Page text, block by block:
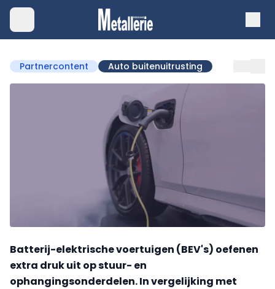
Partnercontent Auto buitenuitrusting
Batterij-elektrische voertuigen (BEV's) oefenen
extra druk uit op stuur- en
ophangingsonderdelen. In vergelijking met